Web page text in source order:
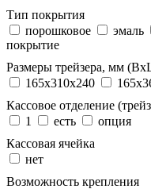
Тип покрытия
порошковое
эмаль
покрытие
Размеры трейзера, мм
165x310x240
Кассовое отделение
1
есть
опция
Кассовая ячейка
нет
Возможность крепления